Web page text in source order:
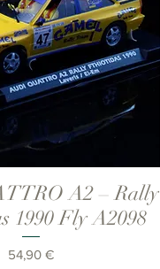
rápidaA2 – Rally
1990 Fly A2098
Precio
54,90 €